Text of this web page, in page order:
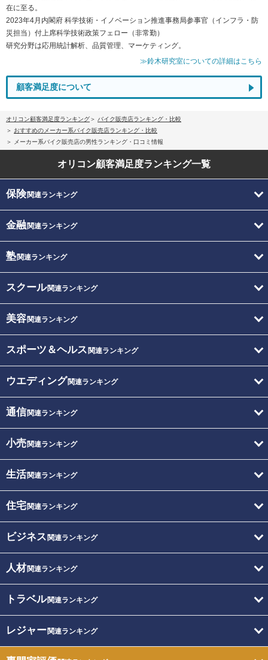
在に至る。
2023年4月内閣府 科学技術・イノベーション推進事務局参事官（インフラ・防
災担当）付上席科学技術政策フェロー（非常勤）
研究分野は応用統計解析、品質管理、マーケティング。
≫鈴木研究室についての詳細はこちら
顧客満足度について
オリコン顧客満足度ランキング
バイク販売店ランキング・比較
おすすめのメーカー系バイク販売店ランキング・比較
メーカー系バイク販売店の男性ランキング・口コミ情報
オリコン顧客満足度ランキング一覧
保険関連ランキング
金融関連ランキング
塾関連ランキング
スクール関連ランキング
美容関連ランキング
スポーツ＆ヘルス 関連ランキング
ウエディング関連ランキング
通信関連ランキング
小売関連ランキング
生活関連ランキング
住宅関連ランキング
ビジネス 関連ランキング
人材関連ランキング
トラベル関連ランキング
レジャー関連ランキング